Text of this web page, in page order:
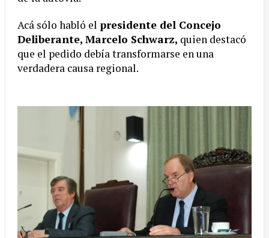
Acá sólo habló el presidente del Concejo
Deliberante, Marcelo Schwarz, quien destacó
que el pedido debía transformarse en una
verdadera causa regional.